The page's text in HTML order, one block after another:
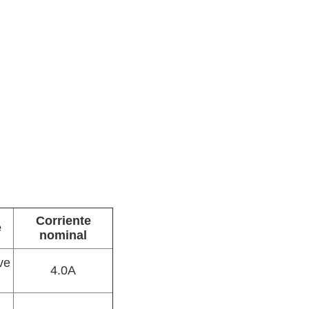
Corriente
nominal
4.0A